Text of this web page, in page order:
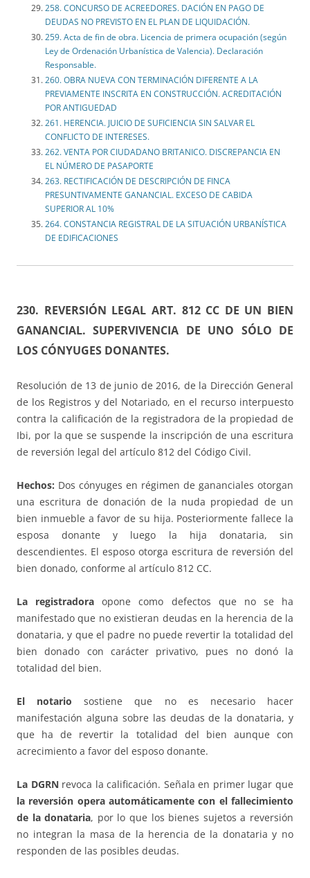
258. CONCURSO DE ACREEDORES. DACIÓN EN PAGO DE
DEUDAS NO PREVISTO EN EL PLAN DE LIQUIDACIÓN.
259. Acta de fin de obra. Licencia de primera ocupación (según
Ley de Ordenación Urbanística de Valencia). Declaración
Responsable.
260. OBRA NUEVA CON TERMINACIÓN DIFERENTE A LA
PREVIAMENTE INSCRITA EN CONSTRUCCIÓN. ACREDITACIÓN
POR ANTIGUEDAD
261. HERENCIA. JUICIO DE SUFICIENCIA SIN SALVAR EL
CONFLICTO DE INTERESES.
262. VENTA POR CIUDADANO BRITANICO. DISCREPANCIA EN
EL NÚMERO DE PASAPORTE
263. RECTIFICACIÓN DE DESCRIPCIÓN DE FINCA
PRESUNTIVAMENTE GANANCIAL. EXCESO DE CABIDA
SUPERIOR AL 10%
264. CONSTANCIA REGISTRAL DE LA SITUACIÓN URBANÍSTICA
DE EDIFICACIONES
230. REVERSIÓN LEGAL ART. 812 CC DE UN BIEN
GANANCIAL. SUPERVIVENCIA DE UNO SÓLO DE
LOS CÓNYUGES DONANTES.
Resolución de 13 de junio de 2016, de la Dirección General
de los Registros y del Notariado, en el recurso interpuesto
contra la calificación de la registradora de la propiedad de
Ibi, por la que se suspende la inscripción de una escritura
de reversión legal del artículo 812 del Código Civil.
Hechos: Dos cónyuges en régimen de gananciales otorgan
una escritura de donación de la nuda propiedad de un
bien inmueble a favor de su hija. Posteriormente fallece la
esposa donante y luego la hija donataria, sin
descendientes. El esposo otorga escritura de reversión del
bien donado, conforme al artículo 812 CC.
La registradora opone como defectos que no se ha
manifestado que no existieran deudas en la herencia de la
donataria, y que el padre no puede revertir la totalidad del
bien donado con carácter privativo, pues no donó la
totalidad del bien.
El notario sostiene que no es necesario hacer
manifestación alguna sobre las deudas de la donataria, y
que ha de revertir la totalidad del bien aunque con
acrecimiento a favor del esposo donante.
La DGRNrevoca la calificación. Señala en primer lugar que
la reversión opera automáticamente con el fallecimiento
de la donataria, por lo que los bienes sujetos a reversión
no integran la masa de la herencia de la donataria y no
responden de las posibles deudas.